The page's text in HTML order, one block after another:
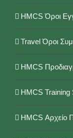
HMCS Όροι
Travel Όροι
HMCS
HMCS Training
HMCS Αρχείο